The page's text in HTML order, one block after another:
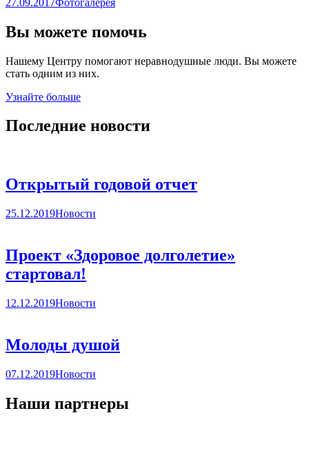
Вы можете помочь
Нашему Центру помогают неравнодушные люди. Вы можете
стать одним из них.
Узнайте больше
Последние новости
Открытый годовой отчет
25.12.2019Новости
Проект «Здоровое долголетие»
стартовал!
12.12.2019Новости
Молоды душой
07.12.2019Новости
Наши партнеры